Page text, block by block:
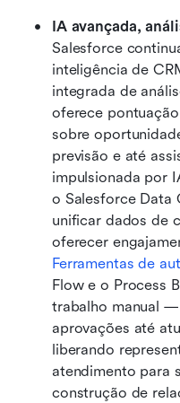
IA avançada,
Salesforce
inteligência de
integrada de
oferece
sobre
previsão e até
impulsionada por
o Salesforce Data
unificar dados de
Ferramentas de
Flow e o Process
trabalho manual —
aprovações até
liberando
atendimento para
construção de